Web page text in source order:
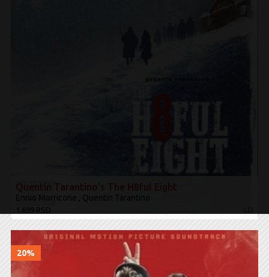
Ennio Morricone , Quentin Tarantino
1.699 RSD
20%